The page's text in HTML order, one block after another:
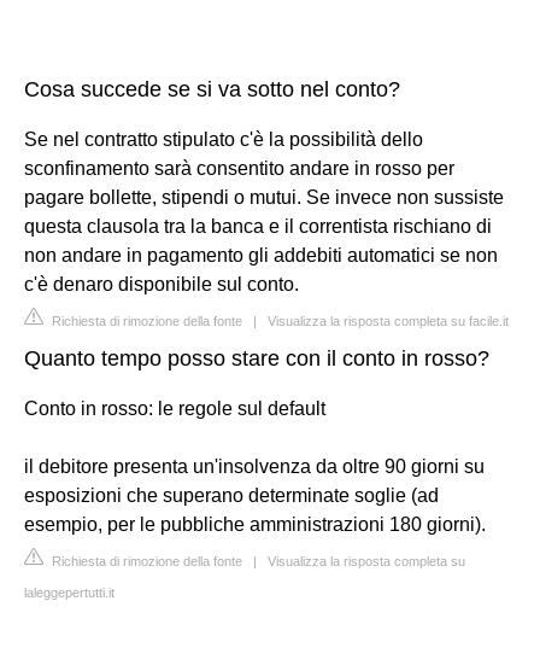
Cosa succede se si va sotto nel conto?
Se nel contratto stipulato c'è la possibilità dello
sconfinamento sarà consentito andare in rosso per
pagare bollette, stipendi o mutui. Se invece non sussiste
questa clausola tra la banca e il correntista rischiano di
non andare in pagamento gli addebiti automatici se non
c'è denaro disponibile sul conto.
Richiesta di rimozione della fonte | Visualizza la risposta completa su facile.it
Quanto tempo posso stare con il conto in rosso?
Conto in rosso: le regole sul default
il debitore presenta un'insolvenza da oltre 90 giorni su
esposizioni che superano determinate soglie (ad
esempio, per le pubbliche amministrazioni 180 giorni).
Richiesta di rimozione della fonte | Visualizza la risposta completa su
laleggepertutti.it